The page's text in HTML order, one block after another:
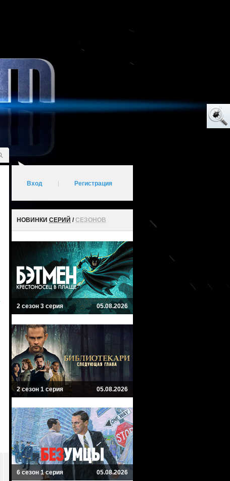
Вход Регистрация
НОВИНКИ СЕРИЙ /СЕЗОНОВ
2 сезон 3 серия 05.08.2026
2 сезон 1 серия 05.08.2026
6 сезон 1 серия 05.08.2026